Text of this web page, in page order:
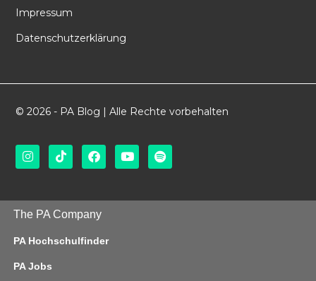
Impressum
Datenschutzerklärung
© 2026 - PA Blog | Alle Rechte vorbehalten
The PA Company
PA Hochschulfinder
PA Jobs